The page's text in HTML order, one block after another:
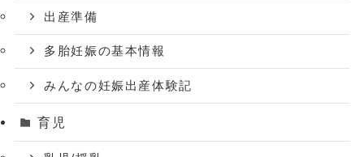
出産準備
多胎妊娠の基本情報
みんなの妊娠出産体験記
育児